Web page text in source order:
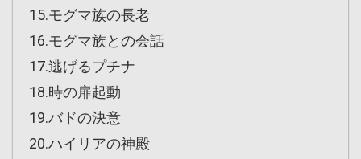
15.モグマ族の長老
16.モグマ族との会話
17.逃げるプチナ
18.時の扉起動
19.バドの決意
20.ハイリアの神殿